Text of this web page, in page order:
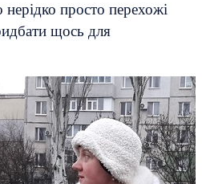
просто перехожі
щось для